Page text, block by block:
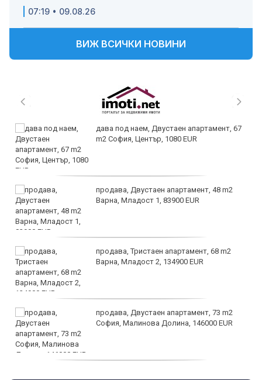
07:19 • 09.08.26
ВИЖ ВСИЧКИ НОВИНИ
дава под наем, Двустаен апартамент, 67
m2 София, Център, 1080 EUR
продава, Двустаен апартамент, 48 m2
Варна, Младост 1, 83900 EUR
продава, Тристаен апартамент, 68 m2
Варна, Младост 2, 134900 EUR
продава, Двустаен апартамент, 73 m2
София, Малинова Долина, 146000 EUR